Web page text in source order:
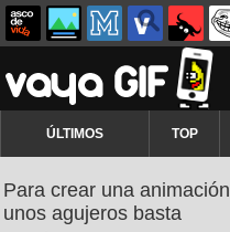
ÚLTIMOS TOP
Para crear una
unos agujeros basta